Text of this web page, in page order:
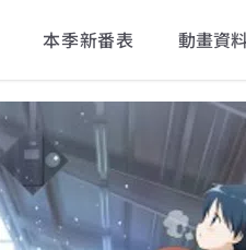
本季新番表 動畫資